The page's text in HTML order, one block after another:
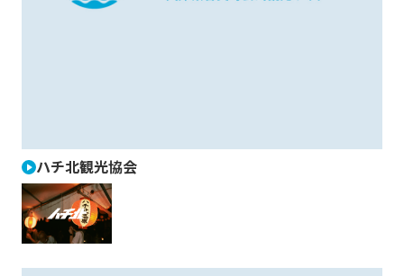
ハチ北観光協会